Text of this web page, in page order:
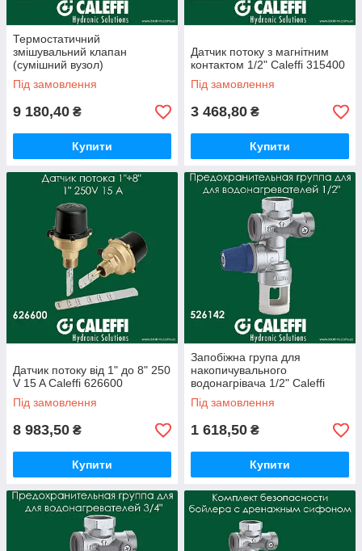
Термостатичний
змішувальний клапан
(сумішний вузол)
1.1/2"х1.1/4"х1.1/2" 40÷70 °C
CALEFFI 166005
Під замовлення
9 180,40 ₴
Купити
Датчик потоку з магнітним
контактом 1/2" Caleffi 315400
Під замовлення
3 468,80 ₴
Купити
Датчик потоку від 1" до 8" 250
V 15 A Caleffi 626600
Під замовлення
8 983,50 ₴
Купити
Запобіжна група для
накопичувального
водонагрівача 1/2" Caleffi
526142
Під замовлення
1 618,50 ₴
Купити